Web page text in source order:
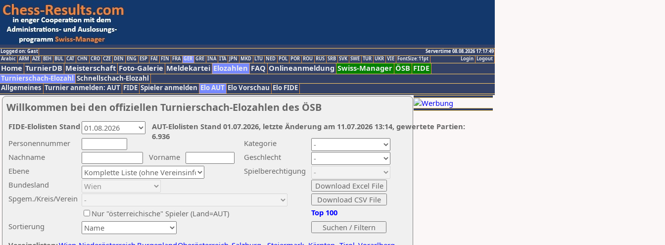
Logged on: Gast
Servertime 08.08.2026 17:17:49
Logout
Login
Arabic ARM AZE BIH BUL CAT CHN CRO CZE DEN ENG ESP FAI FIN FRA GER GRE INA ITA JPN MKD LTU NED POL POR ROU RUS SRB SVK SWE TUR UKR VIE FontSize:11pt
Home TurnierDB Meisterschaft Foto-Galerie Meldekartei Elozahlen FAQ Onlineanmeldung Swiss-Manager ÖSB FIDE
Turnierschach-Elozahl Schnellschach-Elozahl
Allgemeines Turnier anmelden: AUT FIDE Spieler anmelden Elo AUT Elo Vorschau Elo FIDE
Willkommen bei den offiziellen Turnierschach-Elozahlen des ÖSB
Nachname
Vorname
Ebene
Kategorie
Sortierung
Personennummer
Bundesland
Spgem./Kreis/Verein
Geschlecht
Nur "österreichische" Spieler (Land=AUT)
Spielberechtigung
Top 100
AUT-Elolisten Stand 01.07.2026, letzte Änderung am 11.07.2026 13:14, gewertete Partien:
6.936
FIDE-Elolisten Stand